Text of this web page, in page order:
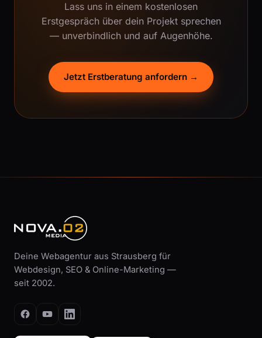
Lass uns in einem kostenlosen
Erstgespräch über dein Projekt sprechen
— unverbindlich und auf Augenhöhe.
Jetzt Erstberatung anfordern →
Deine Webagentur aus Strausberg für
Webdesign, SEO & Online-Marketing —
seit 2002.